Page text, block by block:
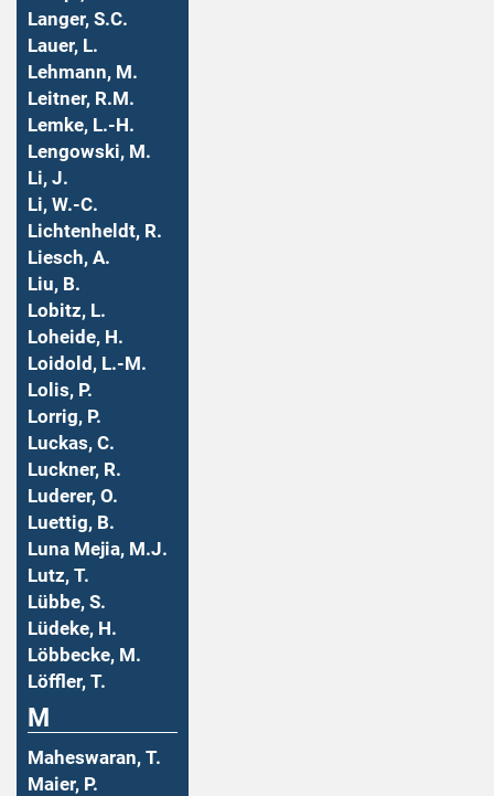
Langer, S.C.
Lauer, L.
Lehmann, M.
Leitner, R.M.
Lemke, L.-H.
Lengowski, M.
Li, J.
Li, W.-C.
Lichtenheldt, R.
Liesch, A.
Liu, B.
Lobitz, L.
Loheide, H.
Loidold, L.-M.
Lolis, P.
Lorrig, P.
Luckas, C.
Luckner, R.
Luderer, O.
Luettig, B.
Luna Mejia, M.J.
Lutz, T.
Lübbe, S.
Lüdeke, H.
Löbbecke, M.
Löffler, T.
M
Maheswaran, T.
Maier, P.